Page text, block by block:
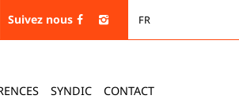
Suivez nous FR
SYNDIC CONTACT